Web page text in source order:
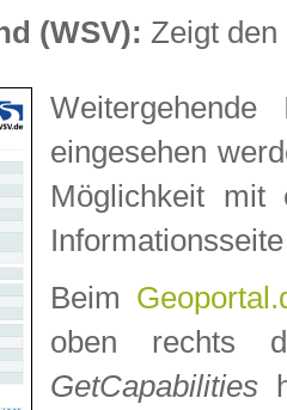
(WSV): Zeigt den
eingesehen
Möglichkeit mit
Beim
oben rechts
GetCapabilities